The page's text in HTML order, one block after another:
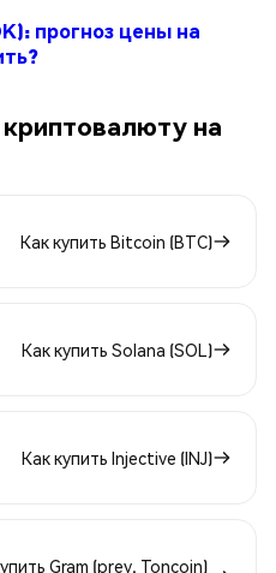
прогноз цены на
на
Как купить Bitcoin (BTC)
Как купить Solana (SOL)
Как купить Injective (INJ)
Gram (prev. Toncoin)